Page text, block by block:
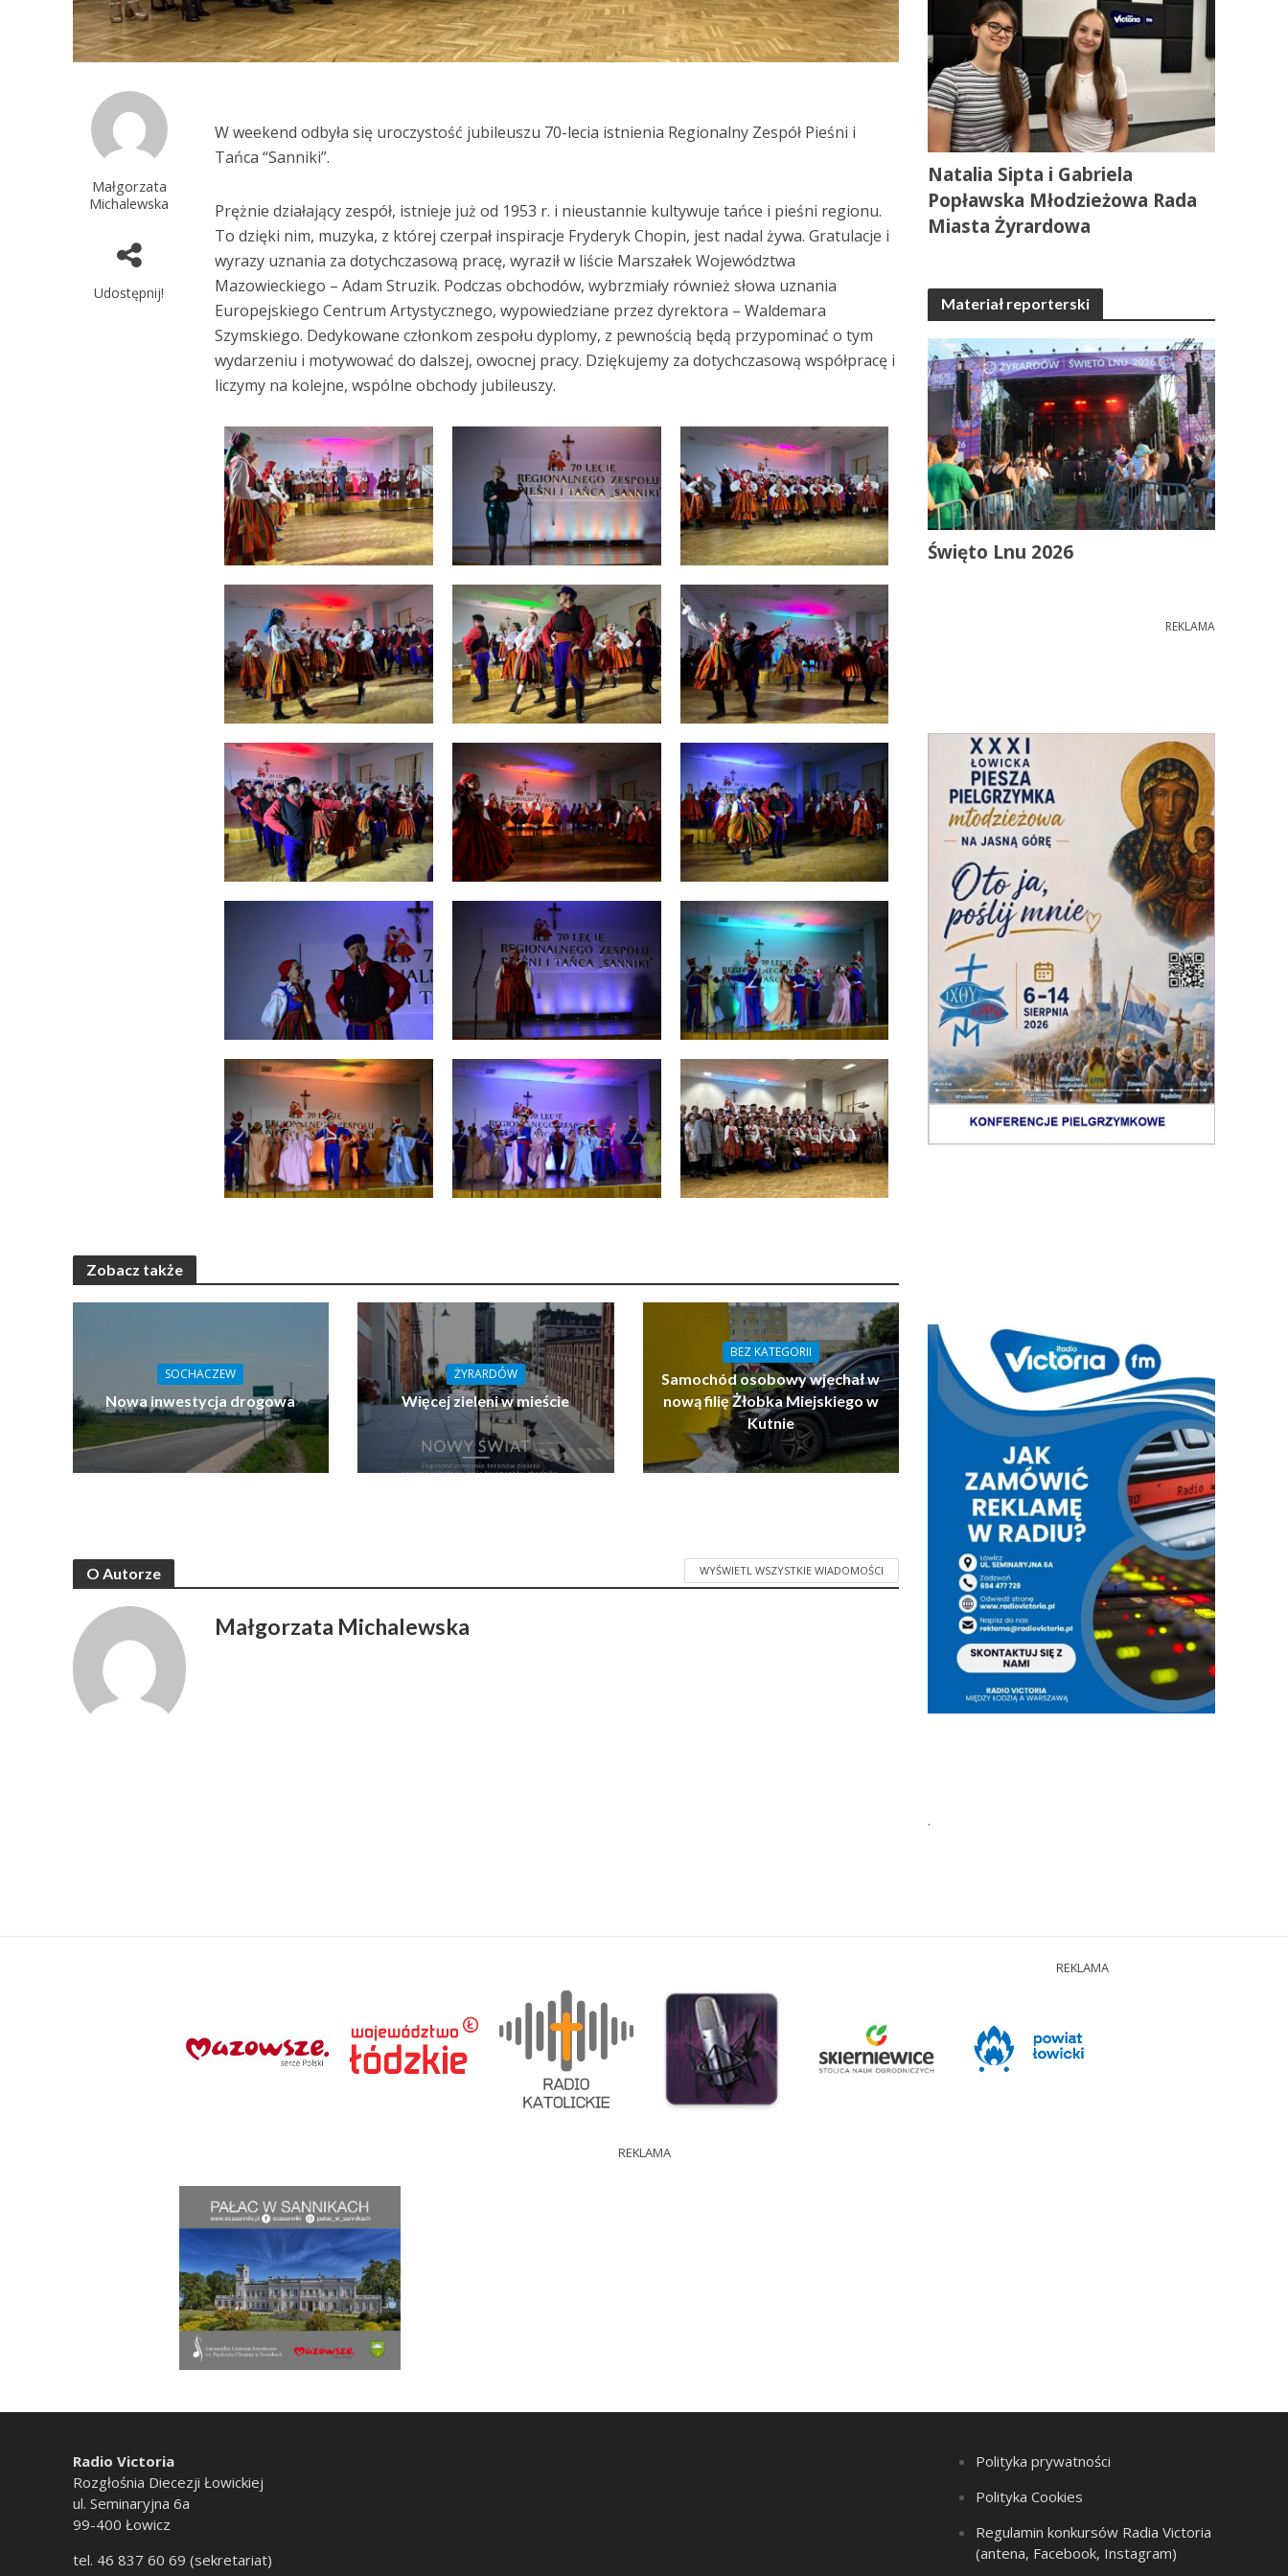
Małgorzata
Michalewska
Udostępnij!
W weekend odbyła się uroczystość jubileuszu 70-lecia istnienia Regionalny Zespół Pieśni i
Tańca “Sanniki”.
Prężnie działający zespół, istnieje już od 1953 r. i nieustannie kultywuje tańce i pieśni regionu.
To dzięki nim, muzyka, z której czerpał inspiracje Fryderyk Chopin, jest nadal żywa. Gratulacje i
wyrazy uznania za dotychczasową pracę, wyraził w liście Marszałek Województwa
Mazowieckiego – Adam Struzik. Podczas obchodów, wybrzmiały również słowa uznania
Europejskiego Centrum Artystycznego, wypowiedziane przez dyrektora – Waldemara
Szymskiego. Dedykowane członkom zespołu dyplomy, z pewnością będą przypominać o tym
wydarzeniu i motywować do dalszej, owocnej pracy. Dziękujemy za dotychczasową współpracę i
liczymy na kolejne, wspólne obchody jubileuszy.
Zobacz także
SOCHACZEW
Nowa inwestycja drogowa
ŻYRARDÓW
Więcej zieleni w mieście
BEZ KATEGORII
Samochód osobowy wjechał w
nową filię Żłobka Miejskiego w
Kutnie
O Autorze WYŚWIETL WSZYSTKIE WIADOMOŚCI
Małgorzata Michalewska
Natalia Sipta i Gabriela
Popławska Młodzieżowa Rada
Miasta Żyrardowa
Materiał reporterski
Święto Lnu 2026
REKLAMA
.
REKLAMA
REKLAMA
Radio Victoria
Rozgłośnia Diecezji Łowickiej
ul. Seminaryjna 6a
99-400 Łowicz
tel. 46 837 60 69 (sekretariat)
Polityka prywatności
Polityka Cookies
Regulamin konkursów Radia Victoria
(antena, Facebook, Instagram)